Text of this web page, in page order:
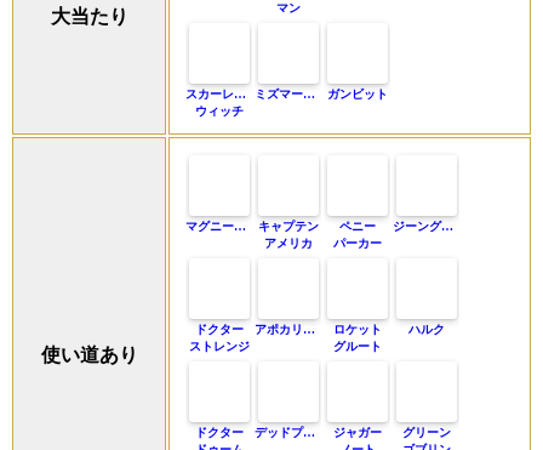
大当たり
マン
スカーレット
ウィッチ
ミズマーベル ガンビット
使い道あり
マグニートー
キャプテン
アメリカ
ペニー
パーカー
ジーングレイ
ドクター
ストレンジ
アポカリプス
ロケット
グルート
ハルク
ドクター
デッドプール
ジャガー
グリーン